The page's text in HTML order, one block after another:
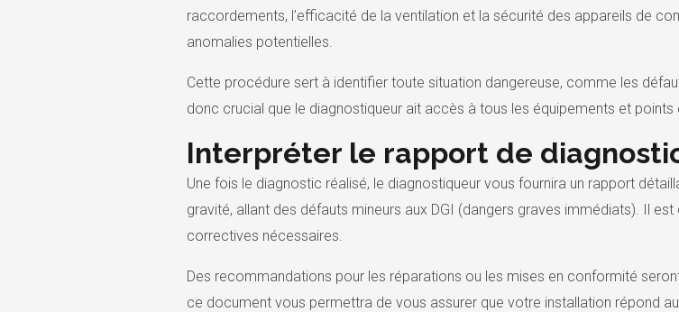
raccordements, l’efficacité de la ventilation et la sécurité des appareils de
anomalies potentielles.
Cette procédure sert à identifier toute situation dangereuse, comme les
donc crucial que le diagnostiqueur ait accès à tous les équipements et
Interpréter le rapport de
Une fois le diagnostic réalisé, le diagnostiqueur vous fournira un rapport
gravité, allant des défauts mineurs aux DGI (dangers graves immédiats). Il
correctives nécessaires.
Des recommandations pour les réparations ou les mises en conformité
ce document vous permettra de vous assurer que votre installation répond